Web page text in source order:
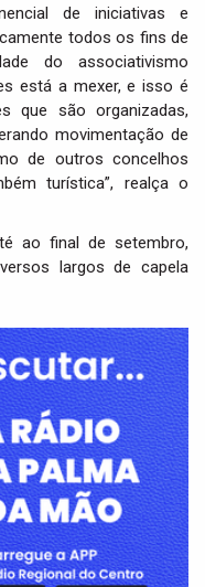
de iniciativas e
todos os fins de
do associativismo
está a mexer, e isso é
que são organizadas,
movimentação de
de outros concelhos
turística”, realça o
ao final de setembro,
largos de capela